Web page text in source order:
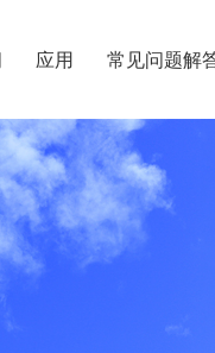
应用 常见问题解